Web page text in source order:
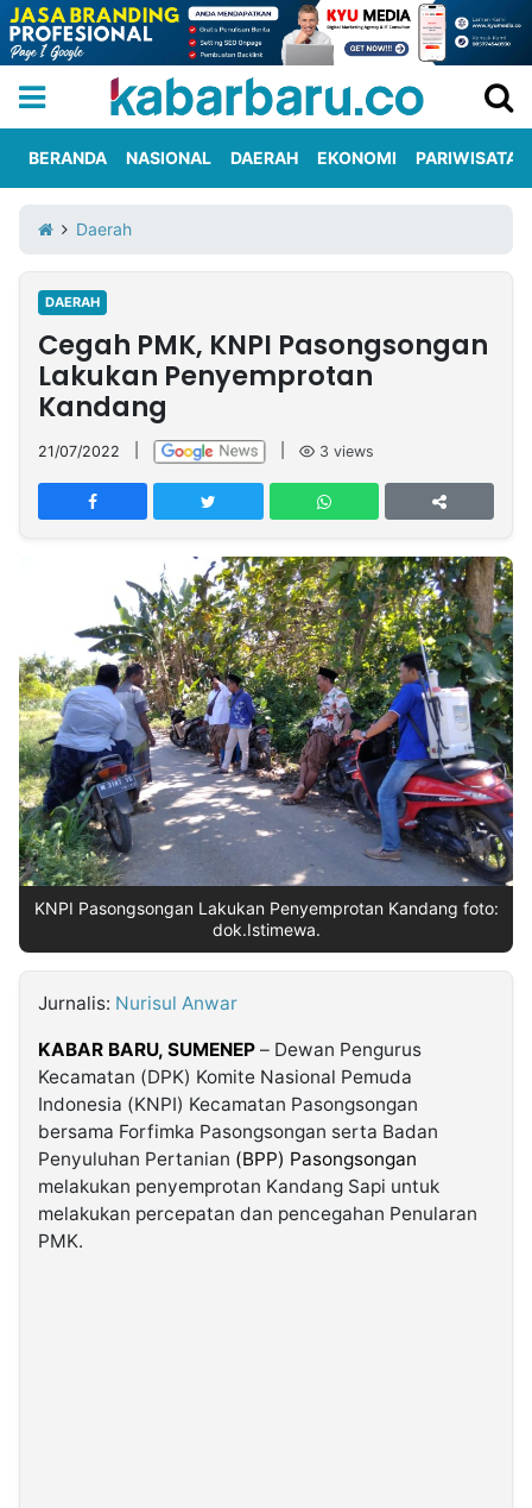
Iklan
Berita
Kami
Nasional
International
Olahraga
Entertainment
Daerah
Pariwisata
Kuliner
Kolom
Network
PT
TREETAN
Partner
Insight
NTB
Suara
Time
Lens
IDN
Daily
Jogja
Jalan
Rakyat
Idealita
News
Kita
Notice
Radar
Baru
Seedbacklink
Follow
Kabarbaru
Kabarbaru.co
2026
Kabarbaru
BERANDA NASIONAL DAERAH EKONOMI PARIWISATA
Daerah
DAERAH
Cegah PMK, KNPI Pasongsongan
Lakukan Penyemprotan
Kandang
21/07/2022 3 views
KNPI Pasongsongan Lakukan Penyemprotan Kandang foto:
dok.Istimewa.
Jurnalis: Nurisul Anwar
KABAR BARU, SUMENEP – Dewan Pengurus
Kecamatan (DPK) Komite Nasional Pemuda
Indonesia (KNPI) Kecamatan Pasongsongan
bersama Forfimka Pasongsongan serta Badan
Penyuluhan Pertanian (BPP) Pasongsongan
melakukan penyemprotan Kandang Sapi untuk
melakukan percepatan dan pencegahan Penularan
PMK.